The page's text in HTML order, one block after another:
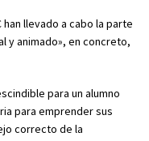
han llevado a cabo la parte
y animado», en concreto,
para un alumno
para emprender sus
correcto de la